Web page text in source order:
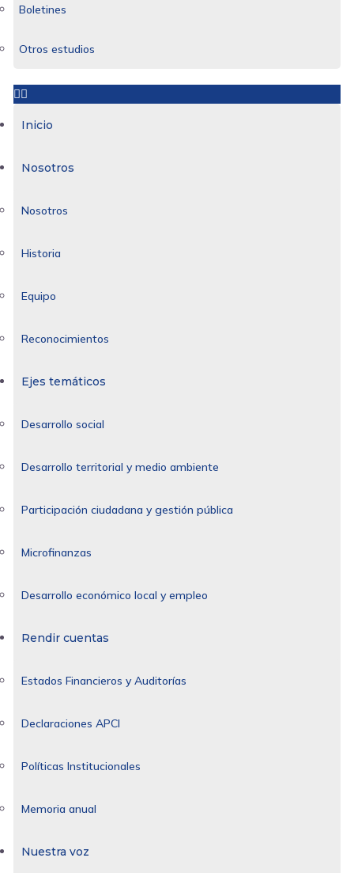
Boletines
Otros estudios
Inicio
Nosotros
Nosotros
Historia
Equipo
Reconocimientos
Ejes temáticos
Desarrollo social
Desarrollo territorial y medio ambiente
Participación ciudadana y gestión pública
Microfinanzas
Desarrollo económico local y empleo
Rendir cuentas
Estados Financieros y Auditorías
Declaraciones APCI
Políticas Institucionales
Memoria anual
Nuestra voz